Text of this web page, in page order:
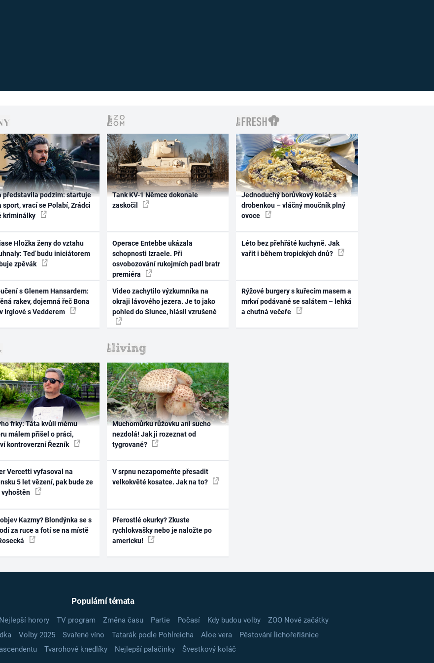
představila podzim: startuje
sport, vrací se Polabí, Zrádci
kriminálky
Hložka ženy do vztahu
Teď budu iniciátorem
zpěvák
s Glenem Hansardem:
rakev, dojemná řeč Bona
Irglové s Vedderem
Tank KV-1 Němce dokonale
zaskočil
Operace Entebbe ukázala
schopnosti Izraele. Při
osvobozování rukojmích padl bratr
premiéra
Video zachytilo výzkumníka na
okraji lávového jezera. Je to jako
pohled do Slunce, hlásil vzrušeně
Jednoduchý borůvkový koláč s
drobenkou – vláčný moučník plný
ovoce
Léto bez přehřáté kuchyně. Jak
vařit i během tropických dnů?
Rýžové burgery s kuřecím masem a
mrkví podávané se salátem – lehká
a chutná večeře
frky: Táta kvůli mému
málem přišel o práci,
kontroverzní Řezník
Vercetti vyfasoval na
5 let vězení, pak bude ze
vyhoštěn
Kazmy? Blondýnka se s
za ruce a fotí se na místě
Muchomůrku růžovku ani sucho
nezdolá! Jak ji rozeznat od
tygrované?
V srpnu nezapomeňte přesadit
velkokvěté kosatce. Jak na to?
Přerostlé okurky? Zkuste
rychlokvašky nebo je naložte po
americku!
Populární témata
Nejlepší horory TV program Změna času Partie Počasí Kdy budou volby
ZOO Nové začátky
Volby 2025 Svařené víno Tatarák podle Pohlreicha Aloe vera
Pěstování lichořeřišnice
Tvarohové knedlíky Nejlepší palačinky Švestkový koláč